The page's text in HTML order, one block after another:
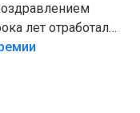
лет отработали